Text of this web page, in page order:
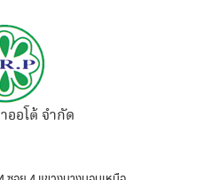
อโต้ จำกัด